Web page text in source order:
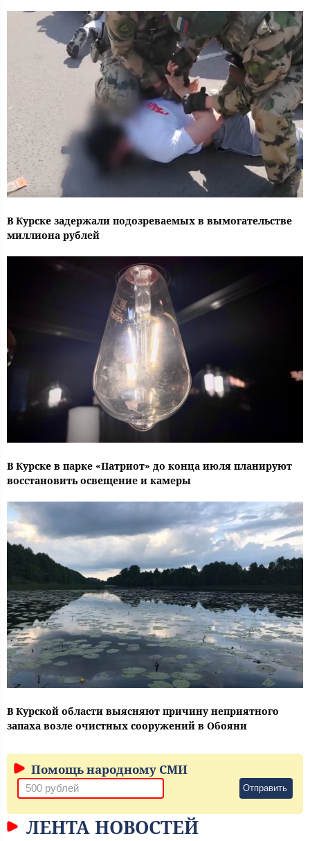
В Курске задержали подозреваемых в вымогательстве
миллиона рублей
В Курске в парке «Патриот» до конца июля планируют
восстановить освещение и камеры
В Курской области выясняют причину неприятного
запаха возле очистных сооружений в Обояни
Помощь народному СМИ
Отправить
ЛЕНТА НОВОСТЕЙ